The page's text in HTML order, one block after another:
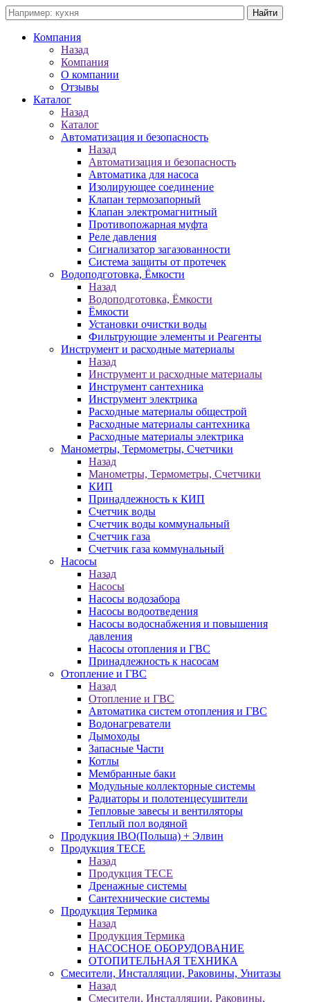
Компания
Назад
Компания
О компании
Отзывы
Каталог
Назад
Каталог
Автоматизация и безопасность
Назад
Автоматизация и безопасность
Автоматика для насоса
Изолирующее соединение
Клапан термозапорный
Клапан электромагнитный
Противопожарная муфта
Реле давления
Сигнализатор загазованности
Система защиты от протечек
Водоподготовка, Ёмкости
Назад
Водоподготовка, Ёмкости
Ёмкости
Установки очистки воды
Фильтрующие элементы и Реагенты
Инструмент и расходные материалы
Назад
Инструмент и расходные материалы
Инструмент сантехника
Инструмент электрика
Расходные материалы общестрой
Расходные материалы сантехника
Расходные материалы электрика
Манометры, Термометры, Счетчики
Назад
Манометры, Термометры, Счетчики
КИП
Принадлежность к КИП
Счетчик воды
Счетчик воды коммунальный
Счетчик газа
Счетчик газа коммунальный
Насосы
Назад
Насосы
Насосы водозабора
Насосы водоотведения
Насосы водоснабжения и повышения
давления
Насосы отопления и ГВС
Принадлежность к насосам
Отопление и ГВС
Назад
Отопление и ГВС
Автоматика систем отопления и ГВС
Водонагреватели
Дымоходы
Запасные Части
Котлы
Мембранные баки
Модульные коллекторные системы
Радиаторы и полотенцесушители
Тепловые завесы и вентиляторы
Теплый пол водяной
Продукция IBO(Польша) + Элвин
Продукция TECE
Назад
Продукция TECE
Дренажные системы
Сантехнические системы
Продукция Термика
Назад
Продукция Термика
НАСОСНОЕ ОБОРУДОВАНИЕ
ОТОПИТЕЛЬНАЯ ТЕХНИКА
Смесители, Инсталляции, Раковины, Унитазы
Назад
Смесители, Инсталляции, Раковины,